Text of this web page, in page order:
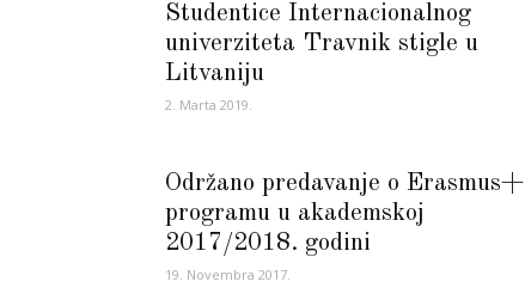
Studentice Internacionalnog
univerziteta Travnik stigle u
Litvaniju
2. Marta 2019.
Održano predavanje o Erasmus+
programu u akademskoj
2017/2018. godini
19. Novembra 2017.